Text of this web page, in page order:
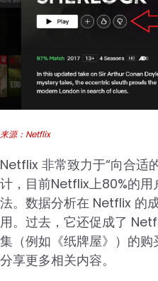
来源：Netflix
Netflix 非常致力于“向合适
计，目前Netflix上80%的
法。数据分析在 Netflix 的
用。过去，它还促成了
集（例如《纸牌屋》）的
分享更多相关内容。